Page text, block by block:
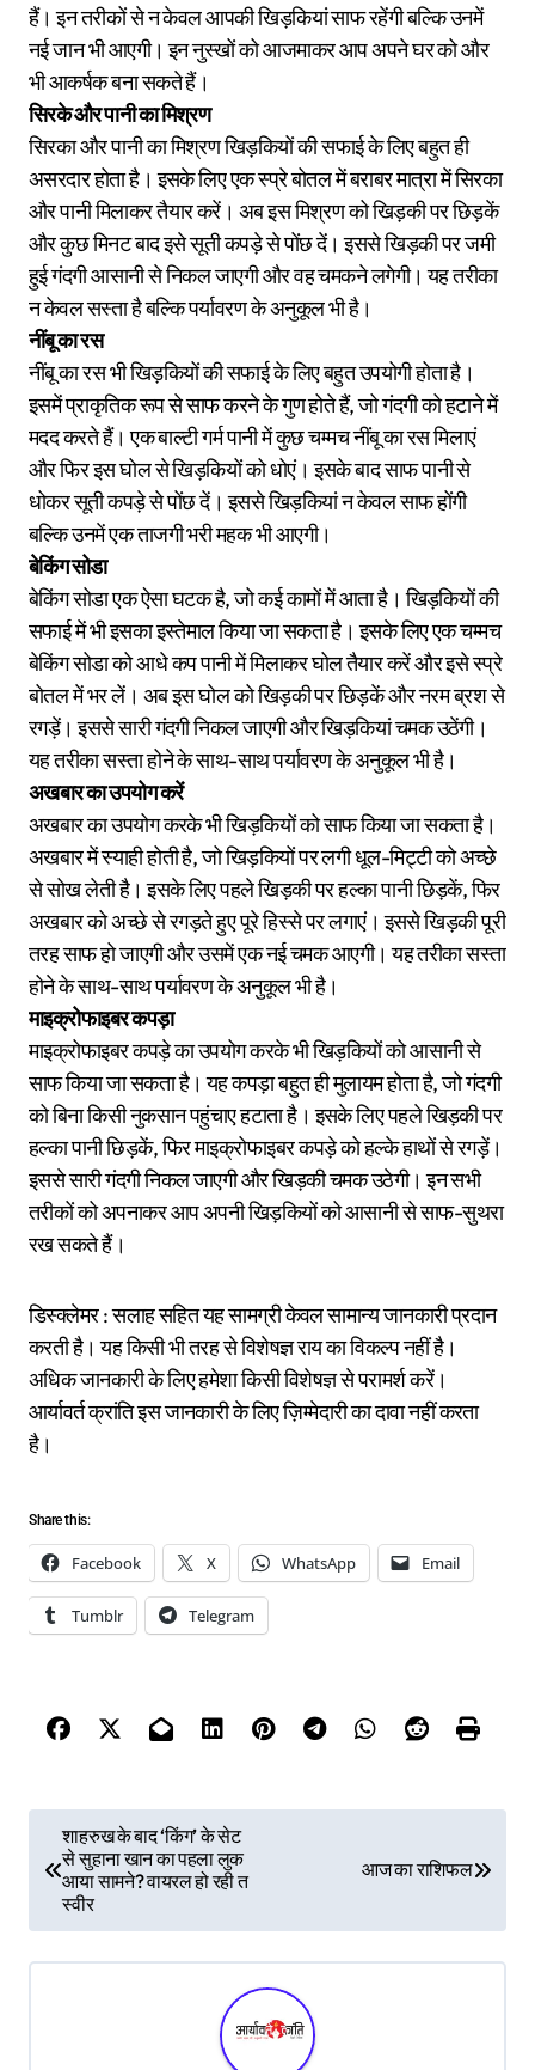
हैं। इन तरीकों से न केवल आपकी खिड़कियां साफ रहेंगी बल्कि उनमें
नई जान भी आएगी। इन नुस्खों को आजमाकर आप अपने घर को और
भी आकर्षक बना सकते हैं।
सिरके और पानी का मिश्रण
सिरका और पानी का मिश्रण खिड़कियों की सफाई के लिए बहुत ही
असरदार होता है। इसके लिए एक स्प्रे बोतल में बराबर मात्रा में सिरका
और पानी मिलाकर तैयार करें। अब इस मिश्रण को खिड़की पर छिड़कें
और कुछ मिनट बाद इसे सूती कपड़े से पोंछ दें। इससे खिड़की पर जमी
हुई गंदगी आसानी से निकल जाएगी और वह चमकने लगेगी। यह तरीका
न केवल सस्ता है बल्कि पर्यावरण के अनुकूल भी है।
नींबू का रस
नींबू का रस भी खिड़कियों की सफाई के लिए बहुत उपयोगी होता है।
इसमें प्राकृतिक रूप से साफ करने के गुण होते हैं, जो गंदगी को हटाने में
मदद करते हैं। एक बाल्टी गर्म पानी में कुछ चम्मच नींबू का रस मिलाएं
और फिर इस घोल से खिड़कियों को धोएं। इसके बाद साफ पानी से
धोकर सूती कपड़े से पोंछ दें। इससे खिड़कियां न केवल साफ होंगी
बल्कि उनमें एक ताजगी भरी महक भी आएगी।
बेकिंग सोडा
बेकिंग सोडा एक ऐसा घटक है, जो कई कामों में आता है। खिड़कियों की
सफाई में भी इसका इस्तेमाल किया जा सकता है। इसके लिए एक चम्मच
बेकिंग सोडा को आधे कप पानी में मिलाकर घोल तैयार करें और इसे स्प्रे
बोतल में भर लें। अब इस घोल को खिड़की पर छिड़कें और नरम ब्रश से
रगड़ें। इससे सारी गंदगी निकल जाएगी और खिड़कियां चमक उठेंगी।
यह तरीका सस्ता होने के साथ-साथ पर्यावरण के अनुकूल भी है।
अखबार का उपयोग करें
अखबार का उपयोग करके भी खिड़कियों को साफ किया जा सकता है।
अखबार में स्याही होती है, जो खिड़कियों पर लगी धूल-मिट्टी को अच्छे
से सोख लेती है। इसके लिए पहले खिड़की पर हल्का पानी छिड़कें, फिर
अखबार को अच्छे से रगड़ते हुए पूरे हिस्से पर लगाएं। इससे खिड़की पूरी
तरह साफ हो जाएगी और उसमें एक नई चमक आएगी। यह तरीका सस्ता
होने के साथ-साथ पर्यावरण के अनुकूल भी है।
माइक्रोफाइबर कपड़ा
माइक्रोफाइबर कपड़े का उपयोग करके भी खिड़कियों को आसानी से
साफ किया जा सकता है। यह कपड़ा बहुत ही मुलायम होता है, जो गंदगी
को बिना किसी नुकसान पहुंचाए हटाता है। इसके लिए पहले खिड़की पर
हल्का पानी छिड़कें, फिर माइक्रोफाइबर कपड़े को हल्के हाथों से रगड़ें।
इससे सारी गंदगी निकल जाएगी और खिड़की चमक उठेगी। इन सभी
तरीकों को अपनाकर आप अपनी खिड़कियों को आसानी से साफ-सुथरा
रख सकते हैं।
डिस्क्लेमर : सलाह सहित यह सामग्री केवल सामान्य जानकारी प्रदान
करती है। यह किसी भी तरह से विशेषज्ञ राय का विकल्प नहीं है।
अधिक जानकारी के लिए हमेशा किसी विशेषज्ञ से परामर्श करें।
आर्यावर्त क्रांति इस जानकारी के लिए ज़िम्मेदारी का दावा नहीं करता
है।
Share this:
Facebook X WhatsApp Email
Tumblr Telegram
शाहरुख के बाद ‘किंग’ के सेट
से सुहाना खान का पहला लुक
आया सामने? वायरल हो रही त
स्वीर
आज का राशिफल